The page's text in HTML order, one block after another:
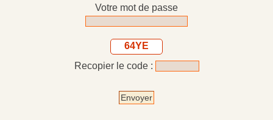
Votre mot de passe
64YE
Recopier le code :
Envoyer